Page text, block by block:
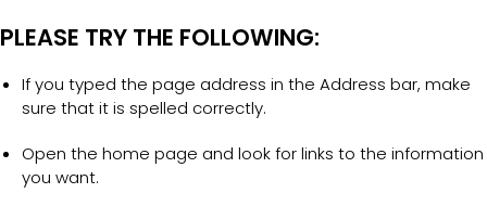
PLEASE TRY THE FOLLOWING:
If you typed the page address in the Address bar, make
sure that it is spelled correctly.
Open the home page and look for links to the information
you want.